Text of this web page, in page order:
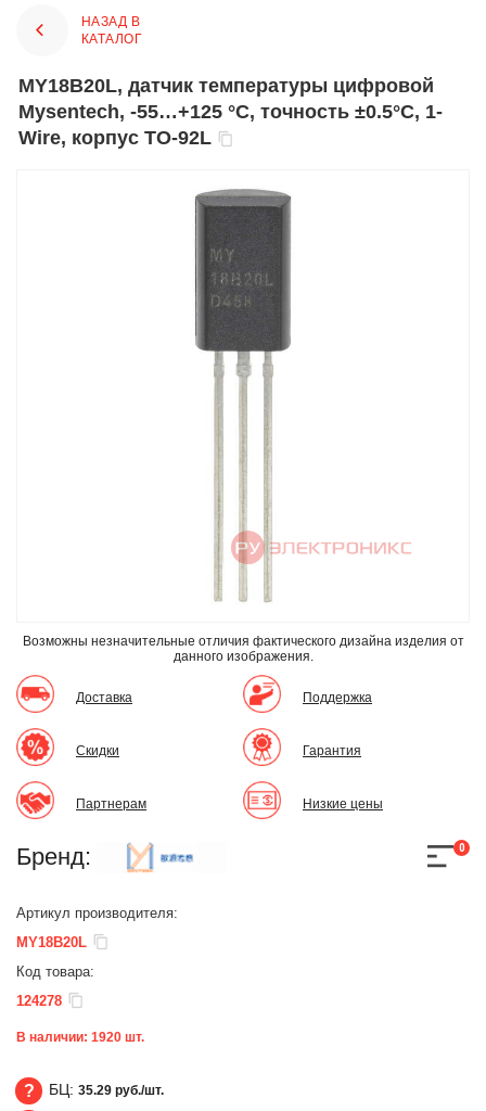
НАЗАД В
КАТАЛОГ
MY18B20L, датчик температуры цифровой
Mysentech, -55…+125 °С, точность ±0.5°C, 1-
Wire, корпус TO-92L
Возможны незначительные отличия фактического дизайна изделия от
данного изображения.
Доставка
Скидки
Партнерам
Поддержка
Гарантия
Низкие цены
Бренд: 0
Артикул производителя:
MY18B20L
Код товара:
124278
В наличии: 1920 шт.
БЦ: 35.29 руб./шт.